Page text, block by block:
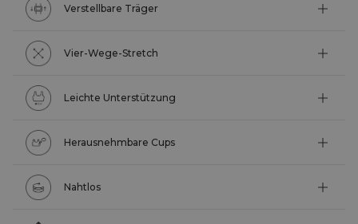
Verstellbare Träger
Vier-Wege-Stretch
Leichte Unterstützung
Herausnehmbare Cups
Nahtlos